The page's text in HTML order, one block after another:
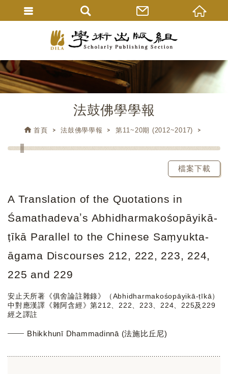
法鼓佛學學報
首頁 法鼓佛學學報 第11~20期 (2012~2017)
檔案下載
A Translation of the Quotations in
Śamathadevaʼs Abhidharmakośopāyikā-
ṭīkā Parallel to the Chinese Saṃyukta-
āgama Discourses 212, 222, 223, 224,
225 and 229
安止天所著《俱舍論註雜錄》（Abhidharmakośopāyikā-ṭīkā）
中對應漢譯《雜阿含經》第212、222、223、224、225及229
經之譯註
Bhikkhunī Dhammadinnā (法施比丘尼)